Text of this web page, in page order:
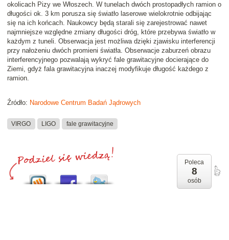
okolicach Pizy we Włoszech. W tunelach dwóch prostopadłych ramion o
długości ok. 3 km porusza się światło laserowe wielokrotnie odbijając
się na ich końcach. Naukowcy będą starali się zarejestrować nawet
najmniejsze względne zmiany długości dróg, które przebywa światło w
każdym z tuneli. Obserwacja jest możliwa dzięki zjawisku interferencji
przy nałożeniu dwóch promieni światła. Obserwacje zaburzeń obrazu
interferencyjnego pozwalają wykryć fale grawitacyjne docierające do
Ziemi, gdyż fala grawitacyjna inaczej modyfikuje długość każdego z
ramion.
Źródło: Narodowe Centrum Badań Jądrowych
VIRGO LIGO fale grawitacyjne
Poleca
8
osób